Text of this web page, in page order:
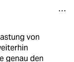
von
genau den